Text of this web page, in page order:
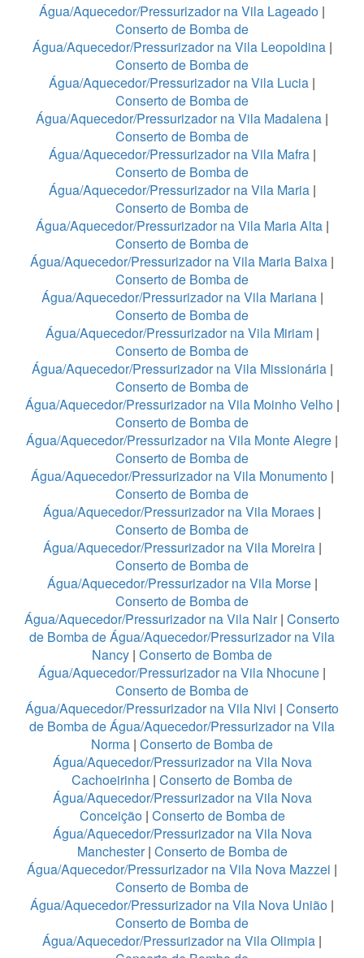
Água/Aquecedor/Pressurizador na Vila Lageado |
Conserto de Bomba de
Água/Aquecedor/Pressurizador na Vila Leopoldina|
Conserto de Bomba de
Água/Aquecedor/Pressurizador na Vila Lucia |
Conserto de Bomba de
Água/Aquecedor/Pressurizador na Vila Madalena |
Conserto de Bomba de
Água/Aquecedor/Pressurizador na Vila Mafra |
Conserto de Bomba de
Água/Aquecedor/Pressurizador na Vila Maria|
Conserto de Bomba de
Água/Aquecedor/Pressurizador na Vila Maria Alta|
Conserto de Bomba de
Água/Aquecedor/Pressurizador na Vila Maria Baixa |
Conserto de Bomba de
Água/Aquecedor/Pressurizador na Vila Mariana|
Conserto de Bomba de
Água/Aquecedor/Pressurizador na Vila Miriam|
Conserto de Bomba de
Água/Aquecedor/Pressurizador na Vila Missionária|
Conserto de Bomba de
Água/Aquecedor/Pressurizador na Vila Moinho Velho|
Conserto de Bomba de
Água/Aquecedor/Pressurizador na Vila Monte Alegre |
Conserto de Bomba de
Água/Aquecedor/Pressurizador na Vila Monumento|
Conserto de Bomba de
Água/Aquecedor/Pressurizador na Vila Moraes |
Conserto de Bomba de
Água/Aquecedor/Pressurizador na Vila Moreira|
Conserto de Bomba de
Água/Aquecedor/Pressurizador na Vila Morse|
Conserto de Bomba de
Água/Aquecedor/Pressurizador na Vila Nair| Conserto
de Bomba de Água/Aquecedor/Pressurizador na Vila
Nancy | Conserto de Bomba de
Água/Aquecedor/Pressurizador na Vila Nhocune |
Conserto de Bomba de
Água/Aquecedor/Pressurizador na Vila Nivi | Conserto
de Bomba de Água/Aquecedor/Pressurizador na Vila
Norma | Conserto de Bomba de
Água/Aquecedor/Pressurizador na Vila Nova
Cachoeirinha | Conserto de Bomba de
Água/Aquecedor/Pressurizador na Vila Nova
Conceição| Conserto de Bomba de
Água/Aquecedor/Pressurizador na Vila Nova
Manchester| Conserto de Bomba de
Água/Aquecedor/Pressurizador na Vila Nova Mazzei |
Conserto de Bomba de
Água/Aquecedor/Pressurizador na Vila Nova União |
Conserto de Bomba de
Água/Aquecedor/Pressurizador na Vila Olimpia |